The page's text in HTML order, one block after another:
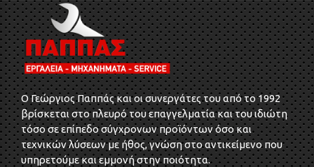
O Γεώργιος Παππάς και οι συνεργάτες του από το 1992
βρίσκεται στο πλευρό του επαγγελματία και του ιδιώτη
τόσο σε επίπεδο σύγχρονων προϊόντων όσο και
τεχνικών λύσεων με ήθος, γνώση στο αντικείμενο που
υπηρετούμε και εμμονή στην ποιότητα.